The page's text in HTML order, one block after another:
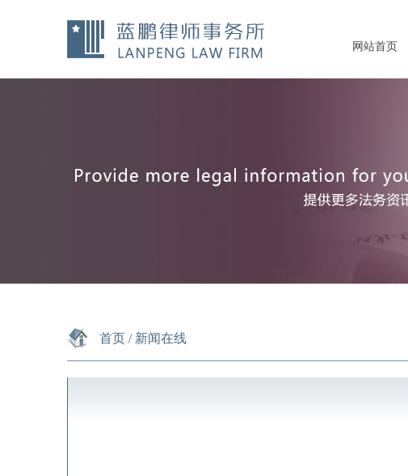
网站首页
首页 / 新闻在线